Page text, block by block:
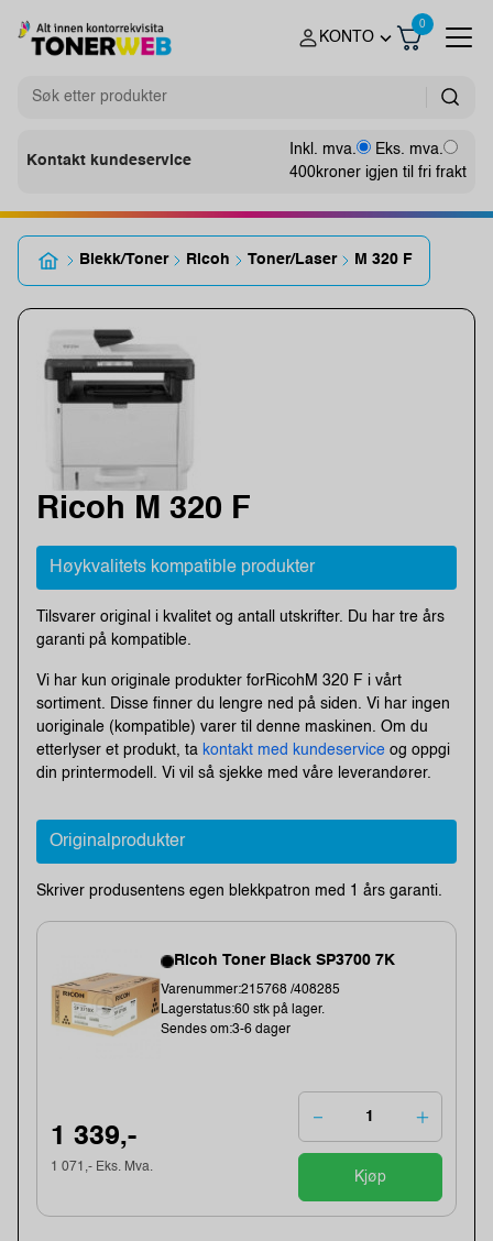
KONTO
0
Kontakt kundeservice
Inkl. mva.
Eks. mva.
400kroner igjen til fri frakt
Blekk/Toner Ricoh Toner/Laser M 320 F
Ricoh M 320 F
Høykvalitets kompatible produkter
Tilsvarer original i kvalitet og antall utskrifter. Du har tre års
garanti på kompatible.
Vi har kun originale produkter forRicohM 320 F i vårt
sortiment. Disse finner du lengre ned på siden. Vi har ingen
uoriginale (kompatible) varer til denne maskinen. Om du
etterlyser et produkt, ta kontakt med kundeservice og oppgi
din printermodell. Vi vil så sjekke med våre leverandører.
Originalprodukter
Skriver produsentens egen blekkpatron med 1 års garanti.
Ricoh Toner Black SP3700 7K
Varenummer:215768 /408285
Lagerstatus:60 stk på lager.
Sendes om:3-6 dager
1 339,-
1 071,- Eks. Mva.
Kjøp